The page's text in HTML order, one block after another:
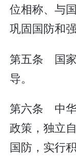
位相称、与
巩固国防和
第五条 国家
导。
第六条 中华
政策，独立
国防，实行